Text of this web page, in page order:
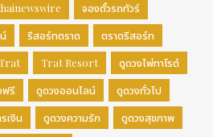
จองตั๋วรถทัวร์
รีสอร์ทตราด
ตราดรีสอร์ท
Trat Resort
ดูดวงไพ่ทาโรต์
ฟรี ดูดวงออนไลน์
ดูดวงทั่วไป
เงิน ดูดวงความรัก
ดูดวงสุขภาพ